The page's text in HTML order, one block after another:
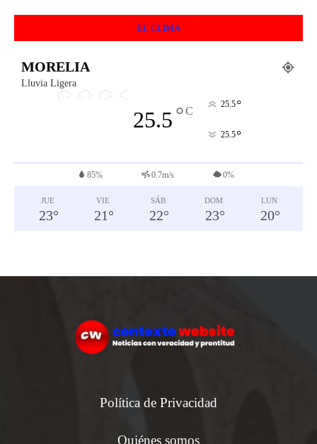
EL CLIMA
MORELIA
Lluvia Ligera
25.5°C
25.5°
25.5°
85% 0.7m/s 0%
JUE
23°
VIE
21 °
SÁB
22°
DOM
23°
LUN
20°
Política de Privacidad
Quiénes somos